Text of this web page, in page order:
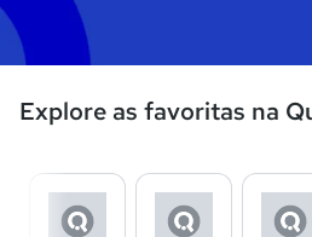
Explore as favoritas na